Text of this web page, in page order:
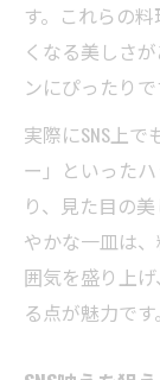
す。これらの
くなる美しさ
ンにぴったりで
実際にSNS上
ー」といった
り、見た目の
やかな一皿は
囲気を盛り上
る点が魅力です。